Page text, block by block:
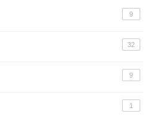
9
32
9
1